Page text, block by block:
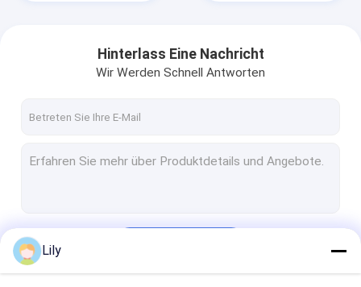
Produkte
Hinterlass Eine Nachricht
Wir Werden Schnell Antworten
Lily